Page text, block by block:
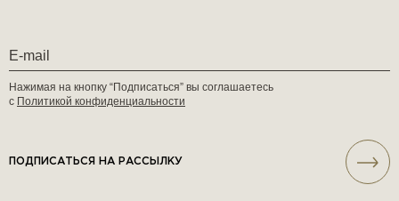
Нажимая на кнопку “Подписаться” вы соглашаетесь
с Политикой конфиденциальности
ПОДПИСАТЬСЯ НА РАССЫЛКУ